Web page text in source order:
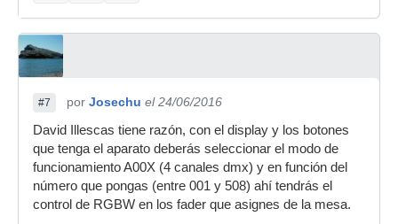
#7 por Josechu el 24/06/2016
David Illescas tiene razón, con el display y los botones
que tenga el aparato deberás seleccionar el modo de
funcionamiento A00X (4 canales dmx) y en función del
número que pongas (entre 001 y 508) ahí tendrás el
control de RGBW en los fader que asignes de la mesa.